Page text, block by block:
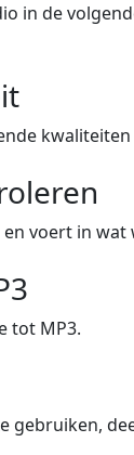
in de
voert in
tot MP3.
gebruiken,